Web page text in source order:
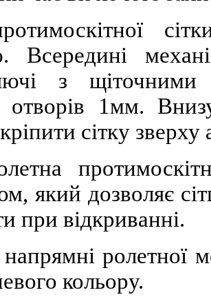
Всередині
з
отворів 1мм.
сітку зверху
який дозволяє
при відкриванні.
ролетної
кольору.